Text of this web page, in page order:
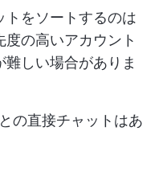
トをソートするのは
の高いアカウント
しい場合がありま
の直接チャットはあ